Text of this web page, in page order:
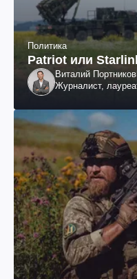
Политика
Patriot или
Виталий Портников
Журналист,